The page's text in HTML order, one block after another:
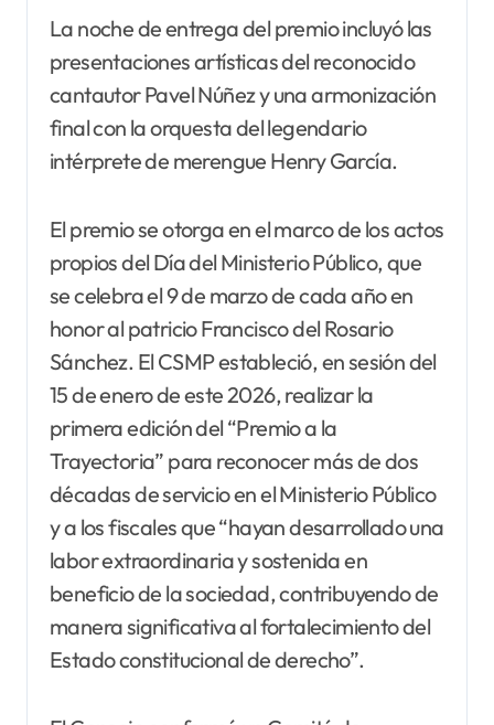
La noche de entrega del premio incluyó las
presentaciones artísticas del reconocido
cantautor Pavel Núñez y una armonización
final con la orquesta del legendario
intérprete de merengue Henry García.
El premio se otorga en el marco de los actos
propios del Día del Ministerio Público, que
se celebra el 9 de marzo de cada año en
honor al patricio Francisco del Rosario
Sánchez. El CSMP estableció, en sesión del
15 de enero de este 2026, realizar la
primera edición del “Premio a la
Trayectoria” para reconocer más de dos
décadas de servicio en el Ministerio Público
y a los fiscales que “hayan desarrollado una
labor extraordinaria y sostenida en
beneficio de la sociedad, contribuyendo de
manera significativa al fortalecimiento del
Estado constitucional de derecho”.